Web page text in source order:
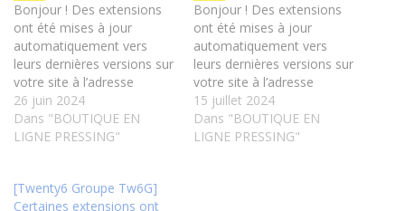
Bonjour ! Des extensions
ont été mises à jour
automatiquement vers
leurs dernières versions sur
votre site à l’adresse
https://www.twenty6groupe.com.
Vous n’avez rien de plus à
faire. Ces extensions sont
3.22.2 vers 3.22.3) :
26 juin 2024
Dans "BOUTIQUE EN
LIGNE PRESSING"
Bonjour ! Des extensions
ont été mises à jour
automatiquement vers
leurs dernières versions sur
votre site à l’adresse
https://www.twenty6groupe.com.
Vous n’avez rien de plus à
faire. Ces extensions sont
15 juillet 2024
Dans "BOUTIQUE EN
LIGNE PRESSING"
[Twenty6 Groupe Tw6G]
Certaines extensions ont